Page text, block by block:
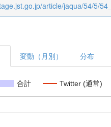
article/jaqua/54/5/
変動（月別） 分布
合計 Twitter (通常)